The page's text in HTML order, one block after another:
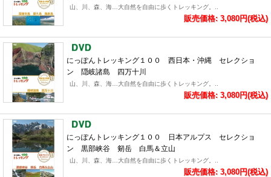
山、川、森、海…大自然を自由に歩くトレッキング。..
販売価格: 3,080円(税込)
にっぽんトレッキング１００ 西日本・沖縄 セレクショ
ン 隠岐諸島 四万十川
山、川、森、海…大自然を自由に歩くトレッキング。..
販売価格: 3,080円(税込)
にっぽんトレッキング１００ 日本アルプス セレクショ
ン 黒部峡谷 剱岳 白馬＆立山
山、川、森、海…大自然を自由に歩くトレッキング。..
販売価格: 3,080円(税込)